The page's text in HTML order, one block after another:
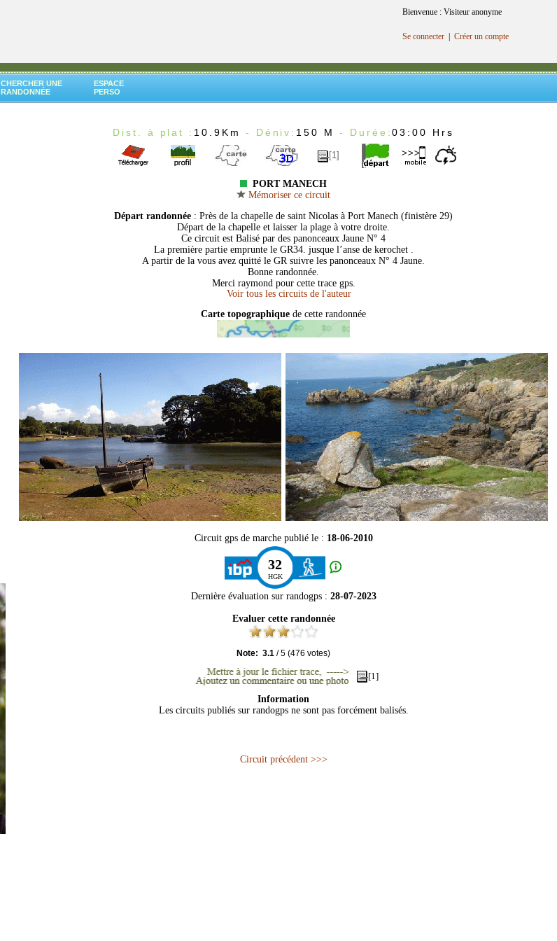
Bienvenue : Visiteur anonyme
Se connecter Créer un compte
CHERCHER UNE
RANDONNÉE
ESPACE
PERSO
Dist. à plat : 10.9Km - Déniv: 150 M - Durée:03:00 Hrs
[1]
PORT MANECH
Mémoriser ce circuit
Départ randonnée : Près de la chapelle de saint Nicolas à Port Manech (finistère 29)
Départ de la chapelle et laisser la plage à votre droite.
Ce circuit est Balisé par des panonceaux Jaune N° 4
La première partie emprunte le GR34. jusque l’anse de kerochet .
A partir de la vous avez quitté le GR suivre les panonceaux N° 4 Jaune.
Bonne randonnée.
Merci raymond pour cette trace gps.
Carte topographique de cette randonnée
Circuit gps de marche publié le : 18-06-2010
32
HGK
Dernière évaluation sur randogps : 28-07-2023
Evaluer cette randonnée
Note: 3.1 /5 (476 votes)
[1]
Information
Les circuits publiés sur randogps ne sont pas forcément balisés.
Circuit précédent >>>